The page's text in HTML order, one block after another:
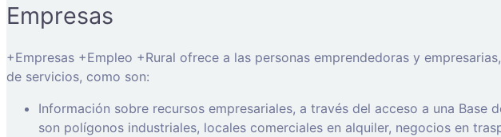
Empresas
+Empresas +Empleo +Rural ofrece a las personas emprendedoras y
de servicios, como son:
Información sobre recursos empresariales, a través del acceso a una
son polígonos industriales, locales comerciales en alquiler, negocios en